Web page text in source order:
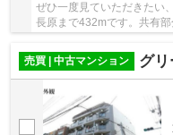
ぜひ一度見ていただきたい
長原まで432mです。共有
売買 | 中古マンション
グ